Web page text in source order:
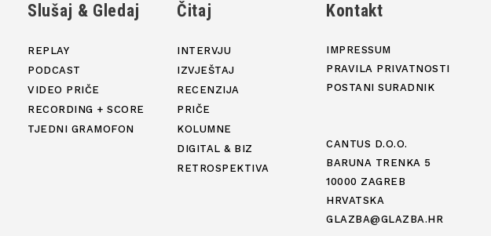
Slušaj & Gledaj
REPLAY
PODCAST
VIDEO PRIČE
RECORDING + SCORE
TJEDNI GRAMOFON
Čitaj
INTERVJU
IZVJEŠTAJ
RECENZIJA
PRIČE
KOLUMNE
DIGITAL & BIZ
RETROSPEKTIVA
Kontakt
IMPRESSUM
PRAVILA PRIVATNOSTI
POSTANI SURADNIK
CANTUS D.O.O.
BARUNA TRENKA 5
10000 ZAGREB
HRVATSKA
GLAZBA@GLAZBA.HR